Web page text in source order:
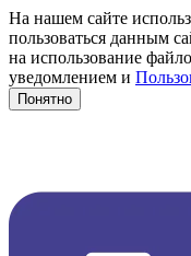
На нашем сайте
пользоваться данным
на использование
уведомлением и
Понятно